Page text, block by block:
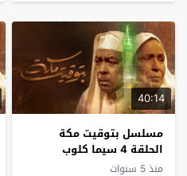
40:14
مسلسل بتوقيت مكة
الحلقة 4 سيما كلوب
منذ 5 سنوات